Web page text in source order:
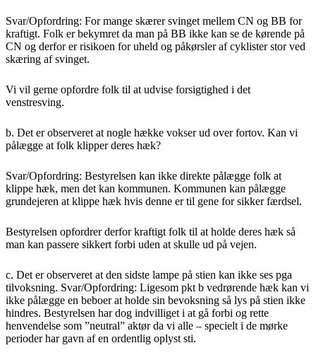
Svar/Opfordring: For mange skærer svinget mellem CN og BB for
kraftigt. Folk er bekymret da man på BB ikke kan se de kørende på
CN og derfor er risikoen for uheld og påkørsler af cyklister stor ved
skæring af svinget.
Vi vil gerne opfordre folk til at udvise forsigtighed i det
venstresving.
b. Det er observeret at nogle hække vokser ud over fortov. Kan vi
pålægge at folk klipper deres hæk?
Svar/Opfordring: Bestyrelsen kan ikke direkte pålægge folk at
klippe hæk, men det kan kommunen. Kommunen kan pålægge
grundejeren at klippe hæk hvis denne er til gene for sikker færdsel.
Bestyrelsen opfordrer derfor kraftigt folk til at holde deres hæk så
man kan passere sikkert forbi uden at skulle ud på vejen.
c. Det er observeret at den sidste lampe på stien kan ikke ses pga
tilvoksning. Svar/Opfordring: Ligesom pkt b vedrørende hæk kan vi
ikke pålægge en beboer at holde sin bevoksning så lys på stien ikke
hindres. Bestyrelsen har dog indvilliget i at gå forbi og rette
henvendelse som ”neutral” aktør da vi alle – specielt i de mørke
perioder har gavn af en ordentlig oplyst sti.